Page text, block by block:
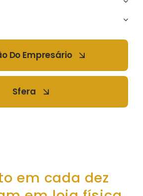
Do Empresário
Sfera
em cada dez